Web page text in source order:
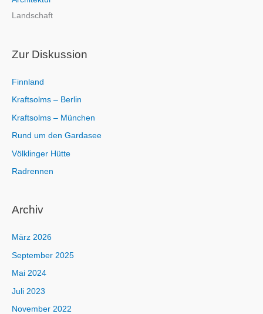
n
a
h
Landschaft
Zur Diskussion
Finnland
Kraftsolms – Berlin
Kraftsolms – München
Rund um den Gardasee
Völklinger Hütte
Radrennen
Archiv
März 2026
September 2025
Mai 2024
Juli 2023
November 2022